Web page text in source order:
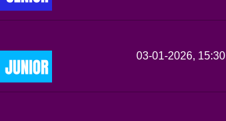
03-01-2026, 15:30